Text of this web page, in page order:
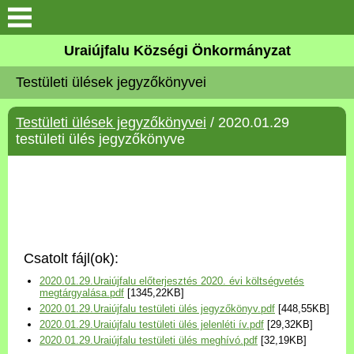
Köszöntő
Elérhetőségek
Uraiújfalu
Választási információk
Versenyképes Járások
Program
Uraiújfalu Községi Önkormányzat
Testületi ülések jegyzőkönyvei
Testületi ülések jegyzőkönyvei / 2020.01.29
testületi ülés jegyzőkönyve
Csatolt fájl(ok):
2020.01.29.Uraiújfalu előterjesztés 2020. évi költségvetés
megtárgyalása.pdf [1345,22KB]
2020.01.29.Uraiújfalu testületi ülés jegyzőkönyv.pdf [448,55KB]
2020.01.29.Uraiújfalu testületi ülés jelenléti ív.pdf [29,32KB]
2020.01.29.Uraiújfalu testületi ülés meghívó.pdf [32,19KB]